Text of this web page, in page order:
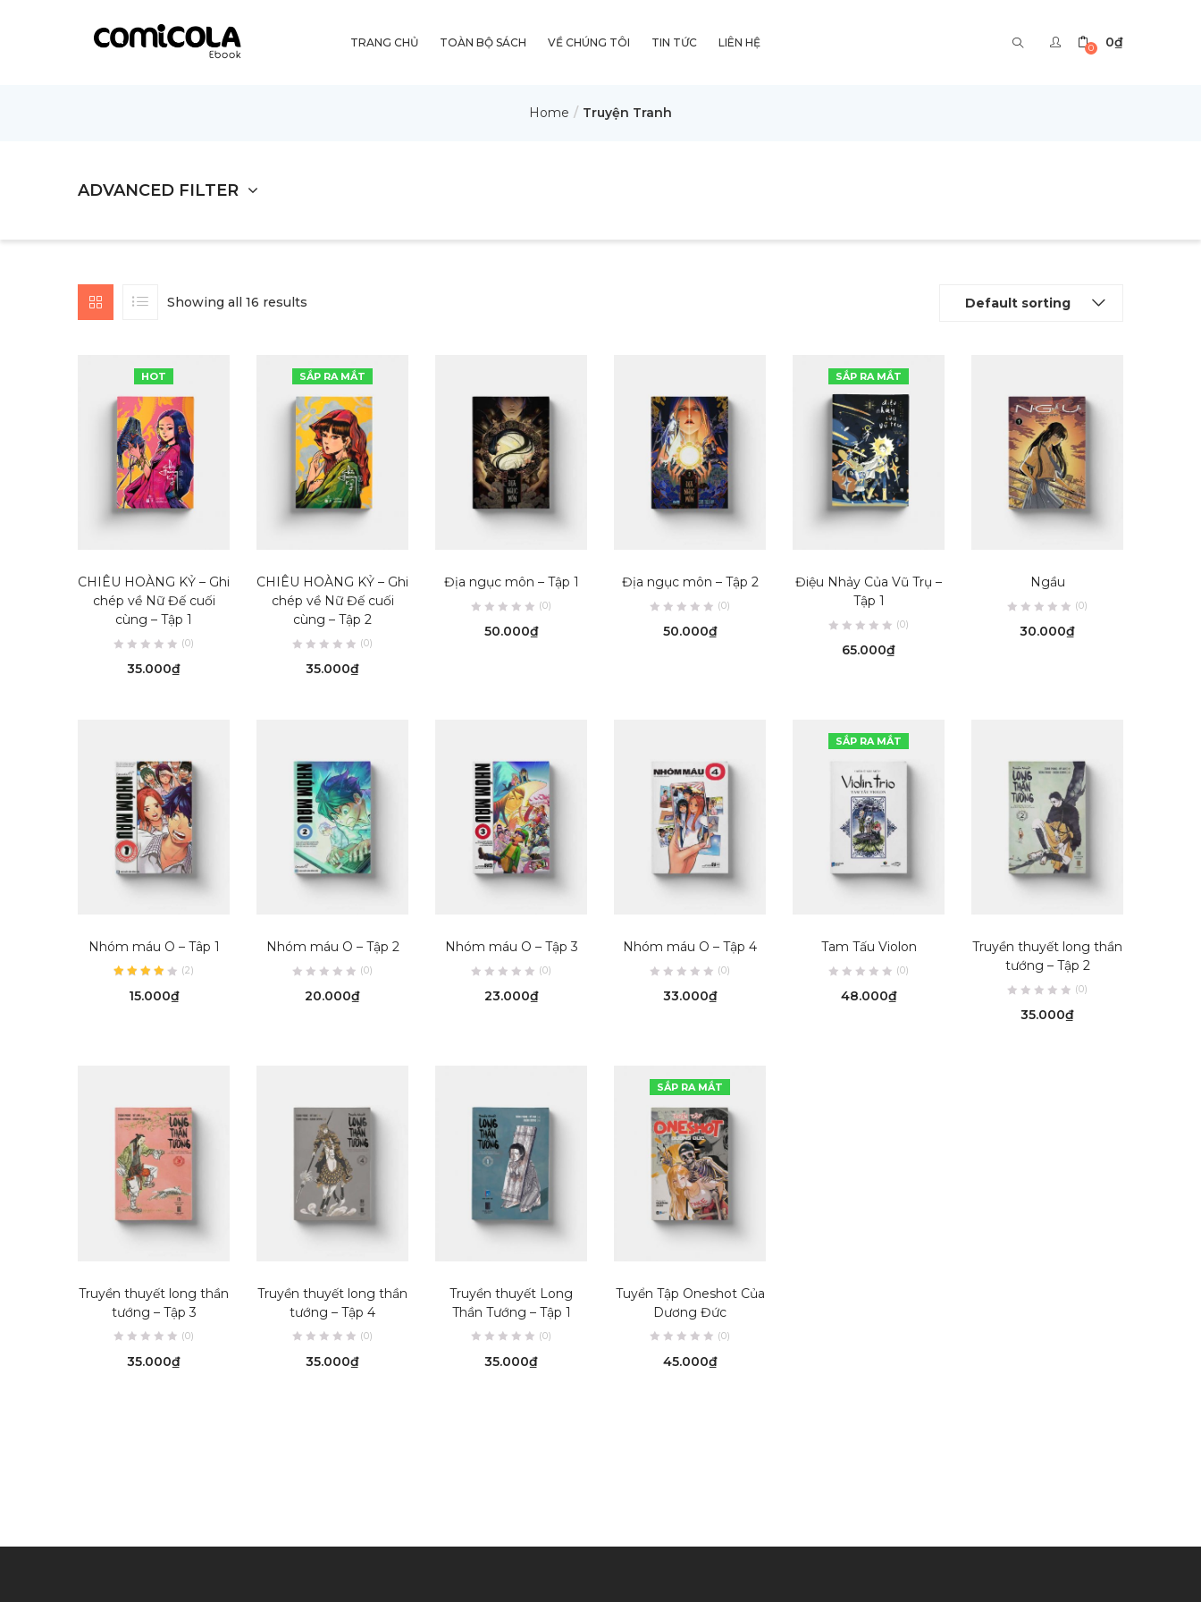
TRANG CHỦ TOÀN BỘ SÁCH VỀ CHÚNG TÔI TIN TỨC LIÊN HỆ 0 0₫
Home Truyện Tranh
ADVANCED FILTER
Showing all 16 results Default sorting
HOT
CHIÊU HOÀNG KỶ – Ghi
chép về Nữ Đế cuối
cùng – Tập 1
(0)
35.000₫
ADD TO CART
SẮP RA MẮT
CHIÊU HOÀNG KỶ – Ghi
chép về Nữ Đế cuối
cùng – Tập 2
(0)
35.000₫
READ MORE
Địa ngục môn – Tập 1
(0)
50.000₫
Địa ngục môn – Tập 2
(0)
50.000₫
SẮP RA MẮT
Điệu Nhảy Của Vũ Trụ –
Tập 1
(0)
65.000₫
Ngầu
(0)
30.000₫
Nhóm máu O – Tâp 1
(2)
15.000₫
Nhóm máu O – Tập 2
(0)
20.000₫
Nhóm máu O – Tập 3
(0)
23.000₫
Nhóm máu O – Tập 4
(0)
33.000₫
SẮP RA MẮT
Tam Tấu Violon
(0)
48.000₫
Truyền thuyết long thần
tướng – Tập 2
(0)
35.000₫
Truyền thuyết long thần
tướng – Tập 3
(0)
35.000₫
Truyền thuyết long thần
tướng – Tập 4
(0)
35.000₫
Truyền thuyết Long
Thần Tướng – Tập 1
(0)
35.000₫
SẮP RA MẮT
Tuyển Tập Oneshot Của
Dương Đức
(0)
45.000₫